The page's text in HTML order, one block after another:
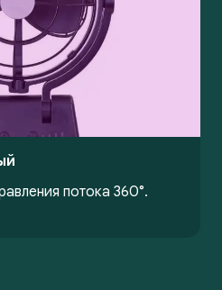
потока 360°.